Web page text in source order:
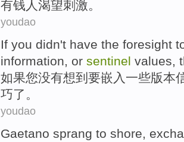
有钱人 渴望刺激。
youdao
If you didn't have the foresight
information, or sentinel values,
如果您没有想到 要嵌入 一些版本
巧了。
youdao
Gaetano sprang to shore,